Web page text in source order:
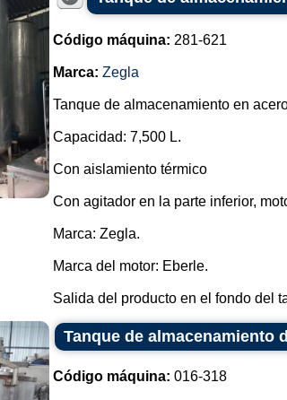
Código máquina: 281-621
Marca: Zegla
Tanque de almacenamiento en
Capacidad: 7,500 L.
Con aislamiento térmico
Con agitador en la parte inferior,
Marca: Zegla.
Marca del motor: Eberle.
Salida del producto en el fondo del
Tanque de almacenamiento
Código máquina: 016-318